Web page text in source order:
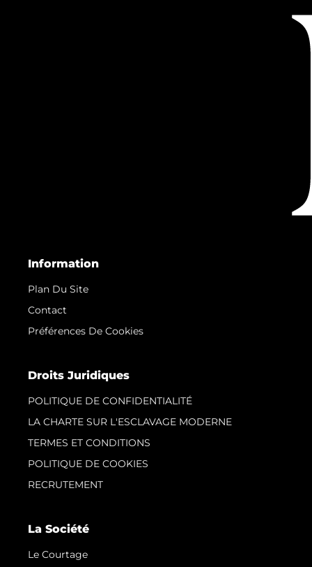
Information
Plan Du Site
Contact
Préférences De Cookies
Droits Juridiques
POLITIQUE DE CONFIDENTIALITÉ
LA CHARTE SUR L'ESCLAVAGE MODERNE
TERMES ET CONDITIONS
POLITIQUE DE COOKIES
RECRUTEMENT
La Société
Le Courtage